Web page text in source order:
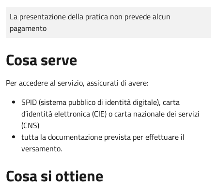
Tipo di pagamento
Importo
La presentazione della pratica non prevede alcun
pagamento
Cosa serve
Per accedere al servizio, assicurati di avere:
SPID (sistema pubblico di identità digitale), carta
d’identità elettronica (CIE) o carta nazionale dei servizi
(CNS)
tutta la documentazione prevista per effettuare il
versamento.
Cosa si ottiene